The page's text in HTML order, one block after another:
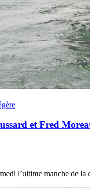
et Fred
l’ultime manche de